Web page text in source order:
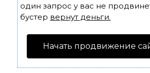
один запрос у вас не
бустер вернут деньги.
Начать продвижение